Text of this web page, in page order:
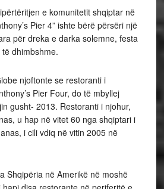
e komunitetit shqiptar në
Pier 4” ishte bërë përsëri një
për dreka e darka solemne, festa
dhimbshme.
njoftonte se restoranti i
Pier Four, do të mbyllej
gusht- 2013. Restoranti i njohur,
u hap në vitet 60 nga shqiptari i
i cili vdiq në vitin 2005 në
Shqipëria në Amerikë në moshë